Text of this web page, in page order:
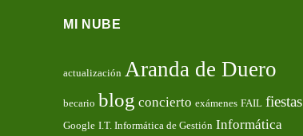
MI NUBE
actualización Aranda de Duero
becario blog concierto exámenes FAIL fiestas
Google I.T. Informática de Gestión Informática